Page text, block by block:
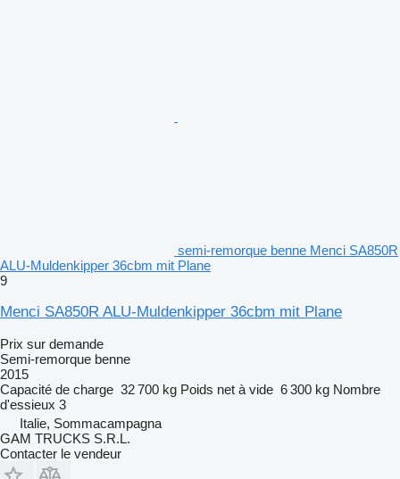
semi-remorque benne Menci SA850R
ALU-Muldenkipper 36cbm mit Plane
9
Menci SA850R ALU-Muldenkipper 36cbm mit Plane
Prix sur demande
Semi-remorque benne
2015
Capacité de charge 32 700 kg Poids net à vide 6 300 kg Nombre
d'essieux 3
Italie, Sommacampagna
GAM TRUCKS S.R.L.
Contacter le vendeur